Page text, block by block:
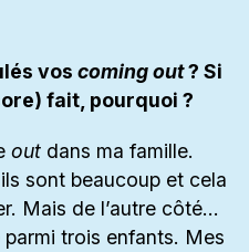
vos coming out? Si
fait, pourquoi ?
out dans ma famille.
sont beaucoup et cela
Mais de l’autre côté…
trois enfants. Mes